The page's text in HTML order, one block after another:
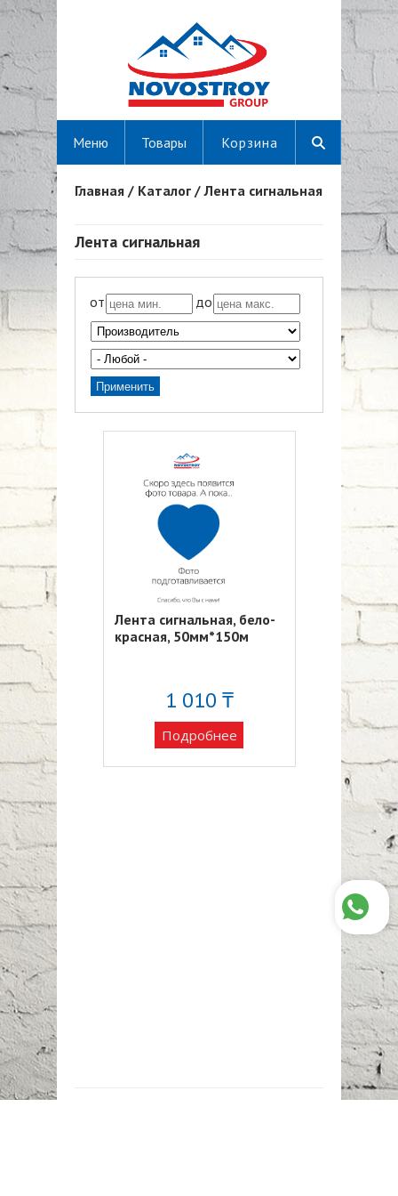
Корзина
Меню Товары
Вы здесь
Главная / Каталог / Лента сигнальная
Лента сигнальная
от до
Лента сигнальная, бело-
красная, 50мм*150м
1 010 ₸
Подробнее